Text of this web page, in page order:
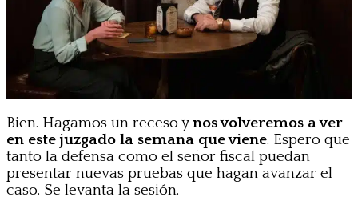
Bien. Hagamos un receso ynos volveremos a ver
en este juzgado la semana que viene. Espero que
tanto la defensa como el señor fiscal puedan
presentar nuevas pruebas que hagan avanzar el
caso. Se levanta la sesión.